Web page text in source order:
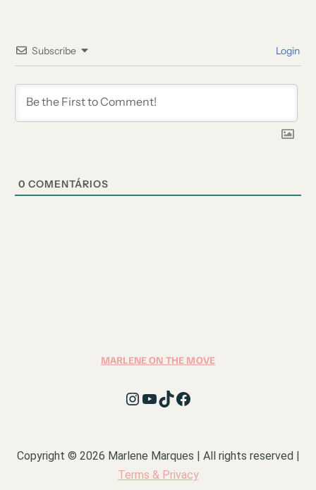
Subscribe Login
0 COMENTÁRIOS
MARLENE ON THE MOVE
Copyright © 2026 Marlene Marques | All rights reserved |
Terms & Privacy